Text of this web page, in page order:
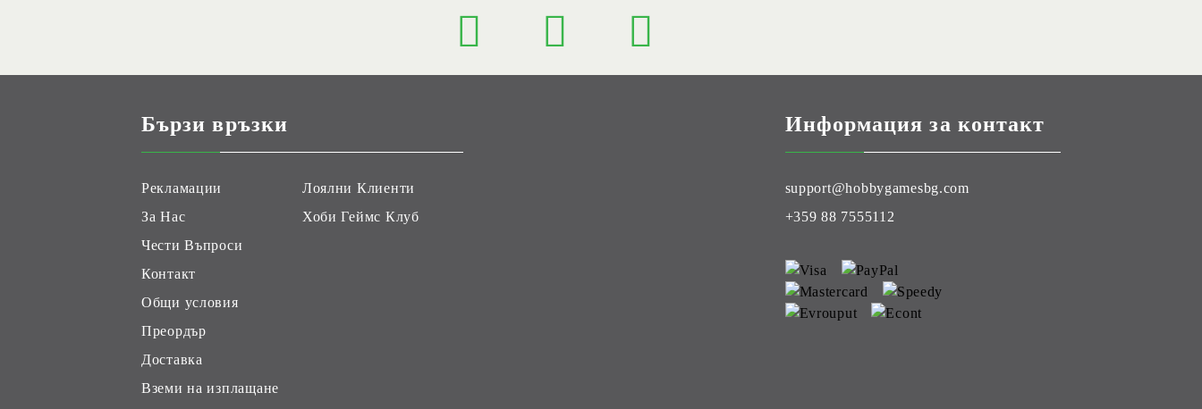
Бързи връзки
Рекламации
За Нас
Чести Въпроси
Контакт
Общи условия
Преордър
Доставка
Вземи на изплащане
Лоялни Клиенти
Хоби Геймс Клуб
Информация за контакт
support@hobbygamesbg.com
+359 88 7555112